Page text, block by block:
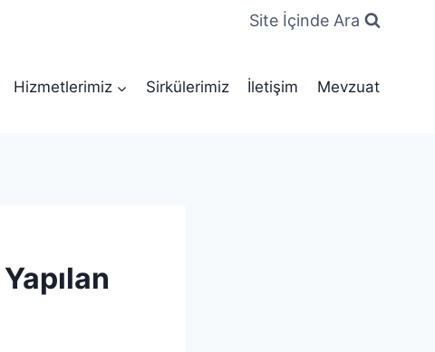
Site İçinde Ara
Hizmetlerimiz Sirkülerimiz İletişim Mevzuat